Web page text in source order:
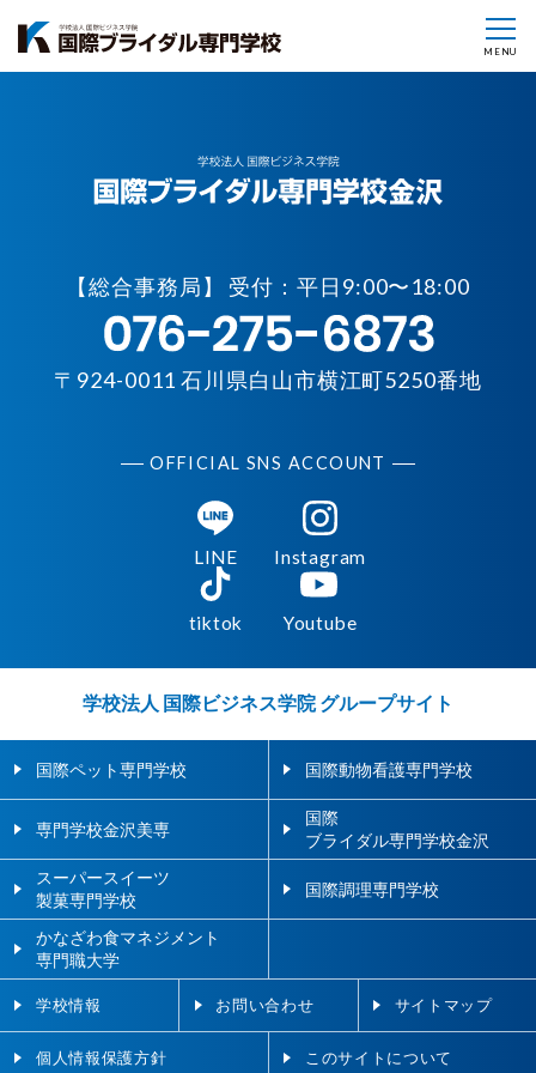
MENU
【総合事務局】 受付：平日9:00〜18:00
〒924-0011 石川県白山市横江町5250番地
OFFICIAL SNS ACCOUNT
LINE Instagram
tiktok Youtube
学校法人 国際ビジネス学院 グループサイト
国際ペット専門学校 国際動物看護専門学校
専門学校金沢美専
国際
ブライダル専門学校金沢
スーパースイーツ
製菓専門学校
国際調理専門学校
かなざわ食マネジメント
専門職大学
学校情報 お問い合わせ サイトマップ
個人情報保護方針 このサイトについて